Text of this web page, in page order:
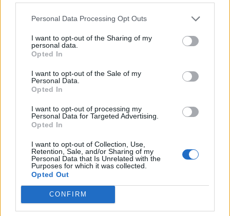
Personal Data Processing Opt Outs
I want to opt-out of the Sharing of my
personal data.
Opted In
I want to opt-out of the Sale of my
Personal Data.
Opted In
I want to opt-out of processing my
Personal Data for Targeted Advertising.
Opted In
I want to opt-out of Collection, Use,
Retention, Sale, and/or Sharing of my
Personal Data that Is Unrelated with the
Purposes for which it was collected.
Opted Out
CONFIRM
Lue myös:Nuorten Leijonien otteluohjelma MM-kisoihin
Edellinen artikkeli
Patrick Kane iski kiekon
jäätävällä lämärillä läpiajosta
jatkoajalla maaliin – maali
hylättiin lopulta
IL: Jokerien omistuspohjaan
iso muutos – Joel Harkimo
luopuu omistajuudestaan!
LIITTYVÄT ARTIKKELIT LISÄÄ TEKIJÄLTÄ